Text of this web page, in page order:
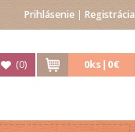
Prihlásenie | Registrácia
(0) 0ks| 0€